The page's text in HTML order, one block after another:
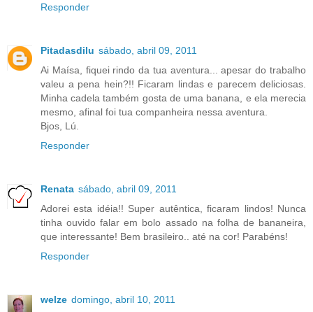
Responder
Pitadasdilu sábado, abril 09, 2011
Ai Maísa, fiquei rindo da tua aventura... apesar do trabalho
valeu a pena hein?!! Ficaram lindas e parecem deliciosas.
Minha cadela também gosta de uma banana, e ela merecia
mesmo, afinal foi tua companheira nessa aventura.
Bjos, Lú.
Responder
Renata sábado, abril 09, 2011
Adorei esta idéia!! Super autêntica, ficaram lindos! Nunca
tinha ouvido falar em bolo assado na folha de bananeira,
que interessante! Bem brasileiro.. até na cor! Parabéns!
Responder
welze domingo, abril 10, 2011